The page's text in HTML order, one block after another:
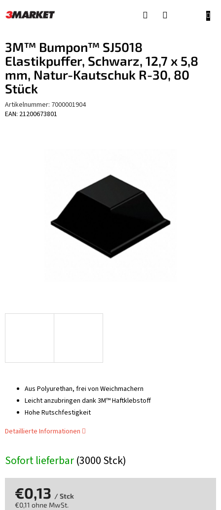
Inhalt
3M™ Bumpon™ SJ5018
Elastikpuffer, Schwarz, 12,7 x 5,8
mm, Natur-Kautschuk R-30, 80
Stück
Artikelnummer: 7000001904
EAN: 21200673801
Sofort lieferbar(3000 Stck)
Aus Polyurethan, frei von Weichmachern
Leicht anzubringen dank 3M™ Haftklebstoff
Hohe Rutschfestigkeit
Detaillierte Informationen
€0,13 / Stck
€0,11 ohne MwSt.